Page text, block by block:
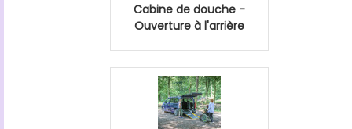
Cabine de douche -
Ouverture à l'arrière